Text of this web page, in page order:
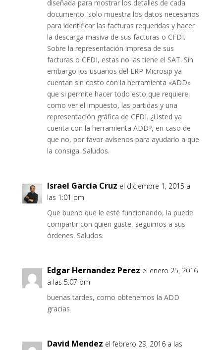
diseñada para mostrar los detalles de cada
documento, solo muestra los datos necesarios
para identificar las facturas requeridas y hacer
la descarga masiva de sus facturas o CFDI.
Sobre la representación impresa de sus
facturas o CFDI, estas no las tiene el SAT. Sin
embargo los usuarios del ERP Microsip ya
cuentan sin costo con la herramienta «ADD»
que si permite hacer todo esto que requiere,
como ver el impuesto, las partidas y una
representación gráfica de CFDI. ¿Usted ya
cuenta con la herramienta ADD?, en caso de
que no, por favor avísenos para ayudarlo a que
la consiga. Saludos.
Israel García Cruz el diciembre 1, 2015 a
las 1:01 pm
Que bueno que le esté funcionando, la puede
compartir con quien guste, seguimos a sus
órdenes. Saludos.
Edgar Hernandez Perez el enero 25, 2016
a las 5:07 pm
buenas tardes, como obtenemos la ADD
gracias
David Mendez el febrero 29, 2016 a las